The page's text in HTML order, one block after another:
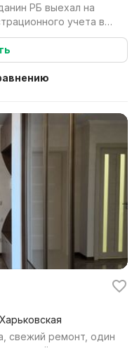
РБ выехал на
учета в
свежий ремонт, один